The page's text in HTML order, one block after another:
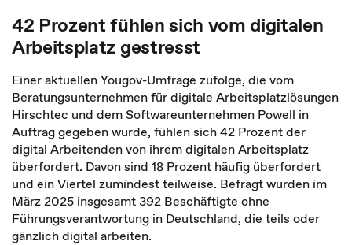
42 Prozent fühlen sich vom digitalen
Arbeitsplatz gestresst
Einer aktuellen Yougov-Umfrage zufolge, die vom
Beratungsunternehmen für digitale Arbeitsplatzlösungen
Hirschtec und dem Softwareunternehmen Powell in
Auftrag gegeben wurde, fühlen sich 42 Prozent der
digital Arbeitenden von ihrem digitalen Arbeitsplatz
überfordert. Davon sind 18 Prozent häufig überfordert
und ein Viertel zumindest teilweise. Befragt wurden im
März 2025 insgesamt 392 Beschäftigte ohne
Führungsverantwortung in Deutschland, die teils oder
gänzlich digital arbeiten.